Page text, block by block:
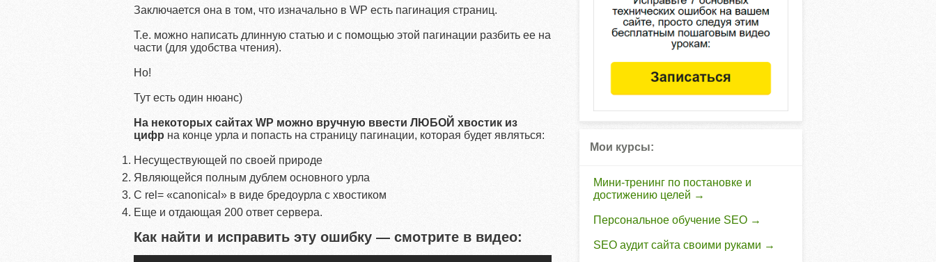
Заключается она в том, что изначально в WP есть пагинация страниц.
Т.е. можно написать длинную статью и с помощью этой пагинации разбить ее на
части (для удобства чтения).
Но!
Тут есть один нюанс)
На некоторых сайтах WP можно вручную ввести ЛЮБОЙ хвостик из
цифр на конце урла и попасть на страницу пагинации, которая будет являться:
Несуществующей по своей природе
Являющейся полным дублем основного урла
С rel= «canonical» в виде бредоурла с хвостиком
Еще и отдающая 200 ответ сервера.
Как найти и исправить эту ошибку — смотрите в видео:
Мои курсы:
Мини-тренинг по постановке и
достижению целей →
Персональное обучение SEO →
SEO аудит сайта своими руками →